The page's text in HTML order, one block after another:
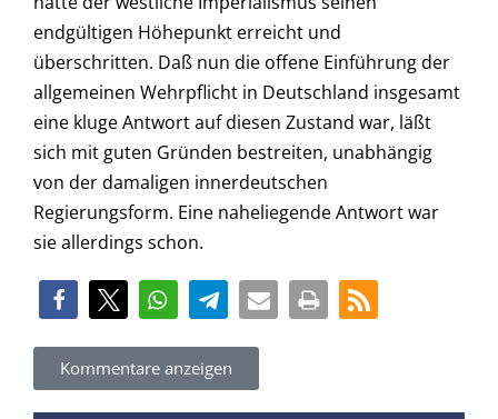
endgültigen Höhepunkt erreicht und
überschritten. Daß nun die offene Einführung der
allgemeinen Wehrpflicht in Deutschland insgesamt
eine kluge Antwort auf diesen Zustand war, läßt
sich mit guten Gründen bestreiten, unabhängig
von der damaligen innerdeutschen
Regierungsform. Eine naheliegende Antwort war
sie allerdings schon.
Kommentare anzeigen